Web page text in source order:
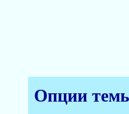
Опции